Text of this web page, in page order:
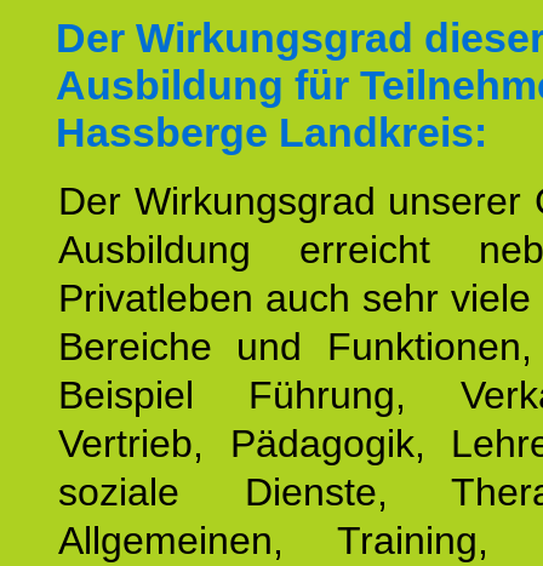
Der Wirkungsgrad
Ausbildung für
Hassberge Landkreis:
Der Wirkungsgrad unserer
Ausbildung erreicht
Privatleben auch sehr
Bereiche und
Beispiel Führung,
Vertrieb, Pädagogik,
soziale Dienste,
Allgemeinen, Training,